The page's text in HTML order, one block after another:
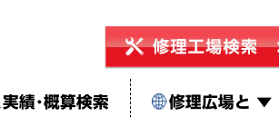
実績･概算検索 修理広場と ▼